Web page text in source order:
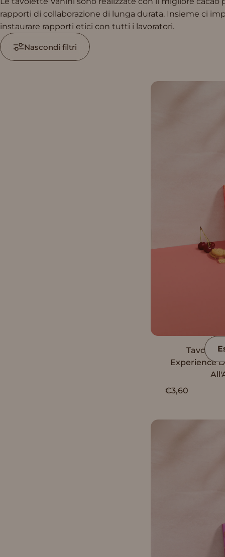
rapporti di collaborazione di lunga durata. ​Insieme ci
instaurare rapporti etici con tutti i lavoratori.​
Nascondi filtri
Experience
€3,60